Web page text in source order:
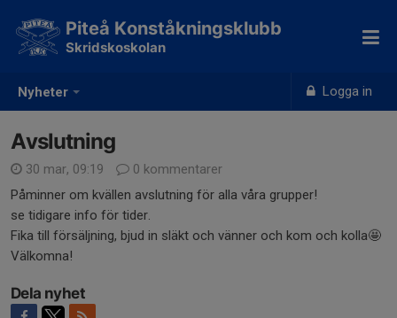
Nyheter Logga in
Piteå Konståkningsklubb
Skridskoskolan
Avslutning
30 mar, 09:19
0 kommentarer
Påminner om kvällen avslutning för alla våra grupper!
se tidigare info för tider.
Fika till försäljning, bjud in släkt och vänner och kom och kolla🤩
Välkomna!
Dela nyhet